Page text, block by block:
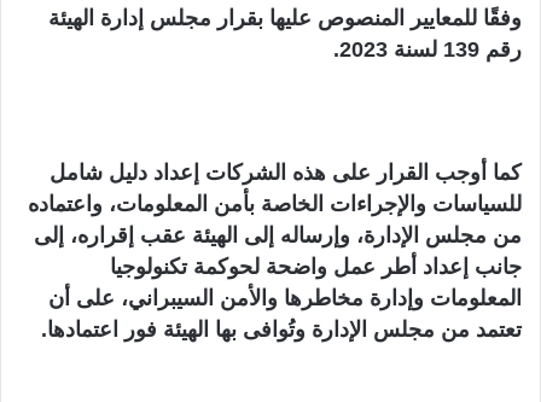
وفقًا للمعايير المنصوص عليها بقرار مجلس إدارة الهيئة
رقم 139 لسنة 2023.
كما أوجب القرار على هذه الشركات إعداد دليل شامل
للسياسات والإجراءات الخاصة بأمن المعلومات، واعتماده
من مجلس الإدارة، وإرساله إلى الهيئة عقب إقراره، إلى
جانب إعداد أطر عمل واضحة لحوكمة تكنولوجيا
المعلومات وإدارة مخاطرها والأمن السيبراني، على أن
تعتمد من مجلس الإدارة وتُوافى بها الهيئة فور اعتمادها.